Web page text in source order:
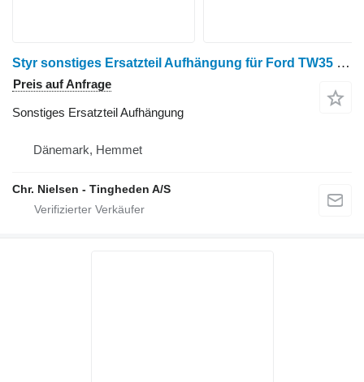
Styr sonstiges Ersatzteil Aufhängung für Ford TW35 Radtraktor
Preis auf Anfrage
Sonstiges Ersatzteil Aufhängung
Dänemark, Hemmet
Chr. Nielsen - Tingheden A/S